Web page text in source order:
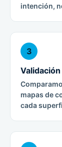
intención,
3
mapas de
cada